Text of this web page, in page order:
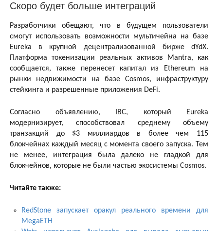
Скоро будет больше интеграций
Разработчики обещают, что в будущем пользователи
смогут использовать возможности мультичейна на базе
Eureka в крупной децентрализованной бирже dYdX.
Платформа токенизации реальных активов Mantra, как
сообщается, также перенесет капитал из Ethereum на
рынки недвижимости на базе Cosmos, инфраструктуру
стейкинга и разрешенные приложения DeFi.
Согласно объявлению, IBC, который Eureka
модернизирует, способствовал среднему объему
транзакций до $3 миллиардов в более чем 115
блокчейнах каждый месяц с момента своего запуска. Тем
не менее, интеграция была далеко не гладкой для
блокчейнов, которые не были частью экосистемы Cosmos.
Читайте также:
RedStone запускает оракул реального времени для
MegaETH